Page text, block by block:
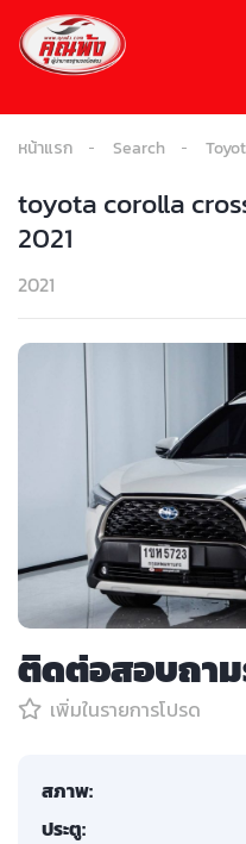
หน้าแรก Search
toyota corolla
2021
2021
ติดต่อสอบถาม
เพิ่มในรายการโปรด
สภาพ:
ประตู: